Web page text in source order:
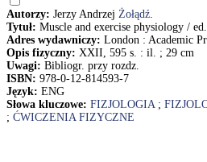
Autorzy: Jerzy Andrzej Żołądź.
Tytuł: Muscle and exercise physiology /
Adres wydawniczy: London : Academic
Opis fizyczny: XXII, 595 s. : il. ; 29 cm
Uwagi: Bibliogr. przy rozdz.
ISBN: 978-0-12-814593-7
Język: ENG
Słowa kluczowe: FIZJOLOGIA;
; ĆWICZENIA FIZYCZNE